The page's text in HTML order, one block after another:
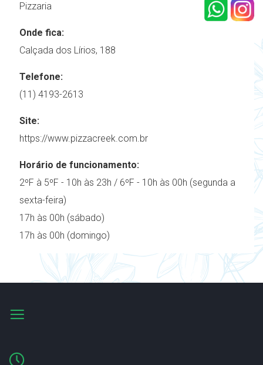
Pizzaria
Onde fica:
Calçada dos Lírios, 188
Telefone:
(11) 4193-2613
Site:
https://www.pizzacreek.com.br
Horário de funcionamento:
2ºF à 5ºF - 10h às 23h / 6ºF - 10h às 00h (segunda a
sexta-feira)
17h às 00h (sábado)
17h às 00h (domingo)